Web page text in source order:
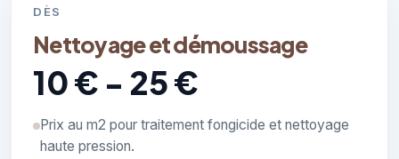
DÈS
Nettoyage et démoussage
10 € - 25 €
Prix au m2 pour traitement fongicide et nettoyage
haute pression.